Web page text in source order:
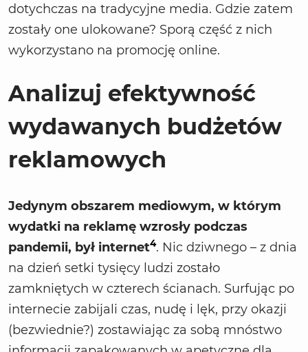
dotychczas na tradycyjne media. Gdzie zatem
zostały one ulokowane? Sporą część z nich
wykorzystano na promocję online.
Analizuj efektywność
wydawanych budżetów
reklamowych
Jedynym obszarem mediowym, w którym
wydatki na reklamę wzrosły podczas
pandemii, był internet4. Nic dziwnego – z dnia
na dzień setki tysięcy ludzi zostało
zamkniętych w czterech ścianach. Surfując po
internecie zabijali czas, nudę i lęk, przy okazji
(bezwiednie?) zostawiając za sobą mnóstwo